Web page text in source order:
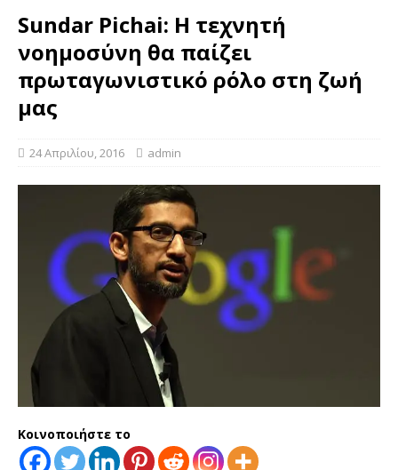
Sundar Pichai: Η τεχνητή
νοημοσύνη θα παίζει
πρωταγωνιστικό ρόλο στη ζωή
μας
24 Απριλίου, 2016 admin
Κοινοποιήστε το